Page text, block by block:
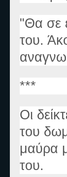
"Θα σε
του.
***
Οι
του
μαύρα
του.